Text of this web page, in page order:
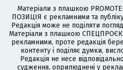
Матеріали з плашкою
ПОЗИЦІЯ є рекламними та
Редакція може не поділяти
Матеріали з плашкою
рекламними, проте редакція бере
контенту і поділяє думки,
Редакція не несе
судження, оприлюднені у